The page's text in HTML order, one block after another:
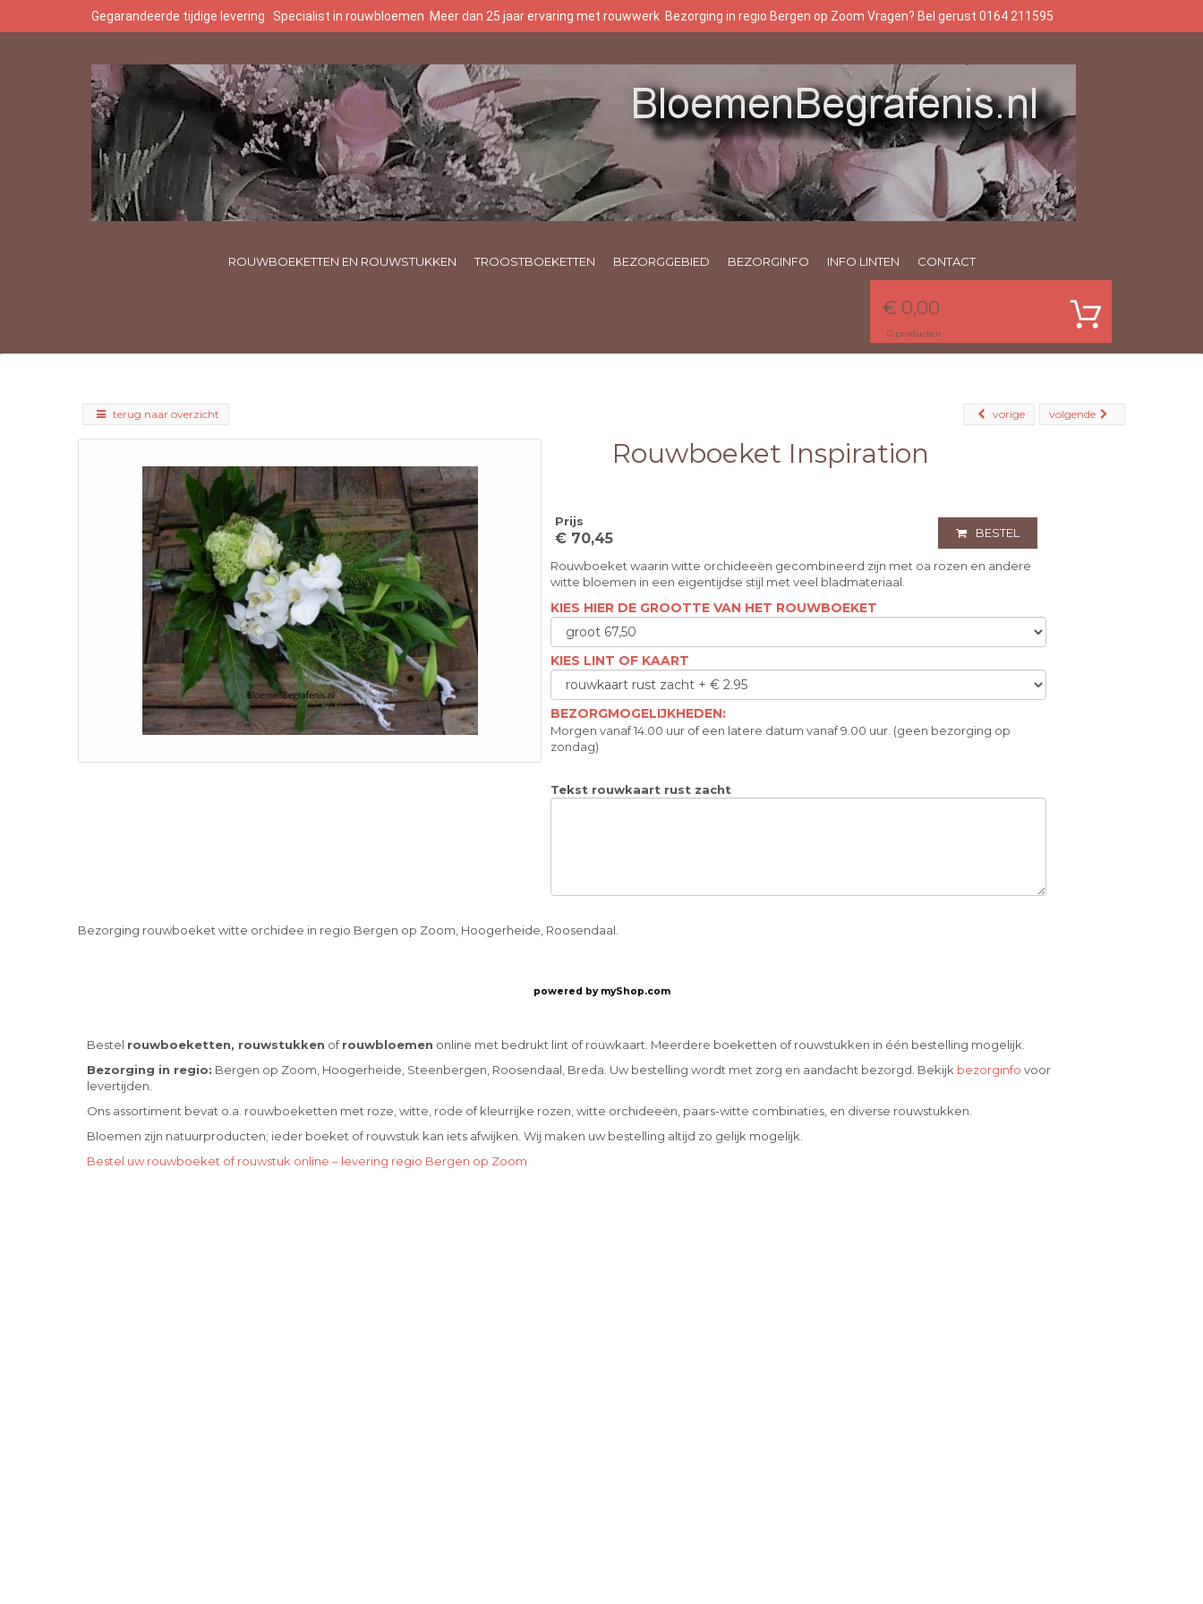
Gegarandeerde tijdige levering Specialist in rouwbloemen Meer dan 25 jaar ervaring met rouwwerk Bezorging in regio Bergen op Zoom Vragen? Bel gerust 0164 211595
ROUWBOEKETTEN EN ROUWSTUKKEN TROOSTBOEKETTEN BEZORGGEBIED BEZORGINFO INFO LINTEN CONTACT
€ 0,00
0 producten
terug naar overzicht volgende
vorige
Rouwboeket Inspiration
Prijs
€ 70,45 BESTEL
Rouwboeket waarin witte orchideeën gecombineerd zijn met oa rozen en andere
witte bloemen in een eigentijdse stijl met veel bladmateriaal.
KIES HIER DE GROOTTE VAN HET ROUWBOEKET
KIES LINT OF KAART
BEZORGMOGELIJKHEDEN:
Morgen vanaf 14.00 uur of een latere datum vanaf 9.00 uur. (geen bezorging op
zondag)
Tekst rouwkaart rust zacht
Bezorging rouwboeket witte orchidee in regio Bergen op Zoom, Hoogerheide, Roosendaal.
powered by myShop.com
Bestel rouwboeketten, rouwstukken ofrouwbloemen online met bedrukt lint of rouwkaart. Meerdere boeketten of rouwstukken in één bestelling mogelijk.
Bezorging in regio: Bergen op Zoom, Hoogerheide, Steenbergen, Roosendaal, Breda. Uw bestelling wordt met zorg en aandacht bezorgd. Bekijk bezorginfo voor
levertijden.
Ons assortiment bevat o.a. rouwboeketten met roze, witte, rode of kleurrijke rozen, witte orchideeën, paars-witte combinaties, en diverse rouwstukken.
Bloemen zijn natuurproducten; ieder boeket of rouwstuk kan iets afwijken. Wij maken uw bestelling altijd zo gelijk mogelijk.
Bestel uw rouwboeket of rouwstuk online – levering regio Bergen op Zoom